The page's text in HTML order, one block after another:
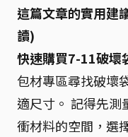
這篇文章的實用建
讀)
快速購買7-11破壞
包材專區尋找破壞
適尺寸。 記得先
衝材料的空間，選